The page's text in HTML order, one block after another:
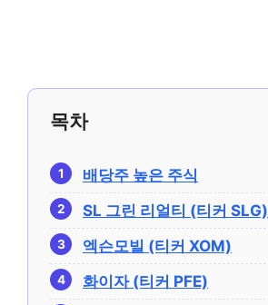
목차
배당주 높은 주식
SL 그린 리얼티 (티커 SLG)
엑슨모빌 (티커 XOM)
화이자 (티커 PFE)